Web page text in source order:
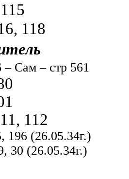
118
Сам – стр 561
112
196 (26.05.34г.)
30 (26.05.34г.)